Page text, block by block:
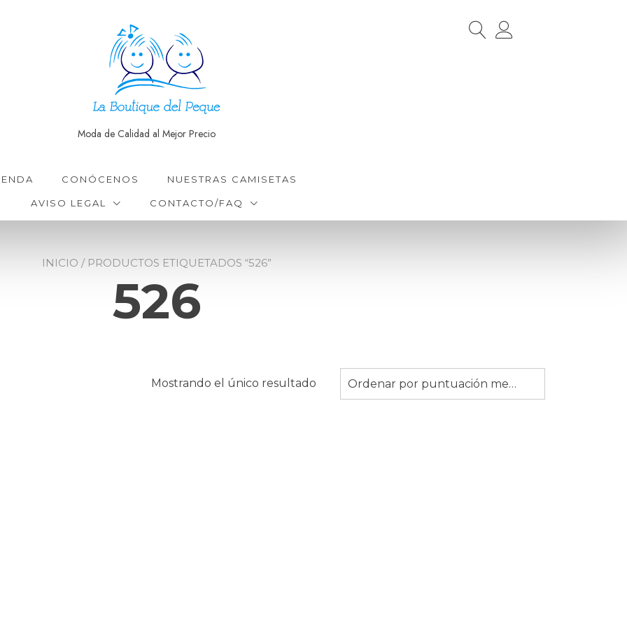
Moda de Calidad al Mejor Precio
CONÓCENOS NUESTRAS CAMISETAS
AVISO LEGAL CONTACTO/FAQ
INICIO / PRODUCTOS ETIQUETADOS “526”
526
Mostrando el único resultado Ordenar por puntuación media